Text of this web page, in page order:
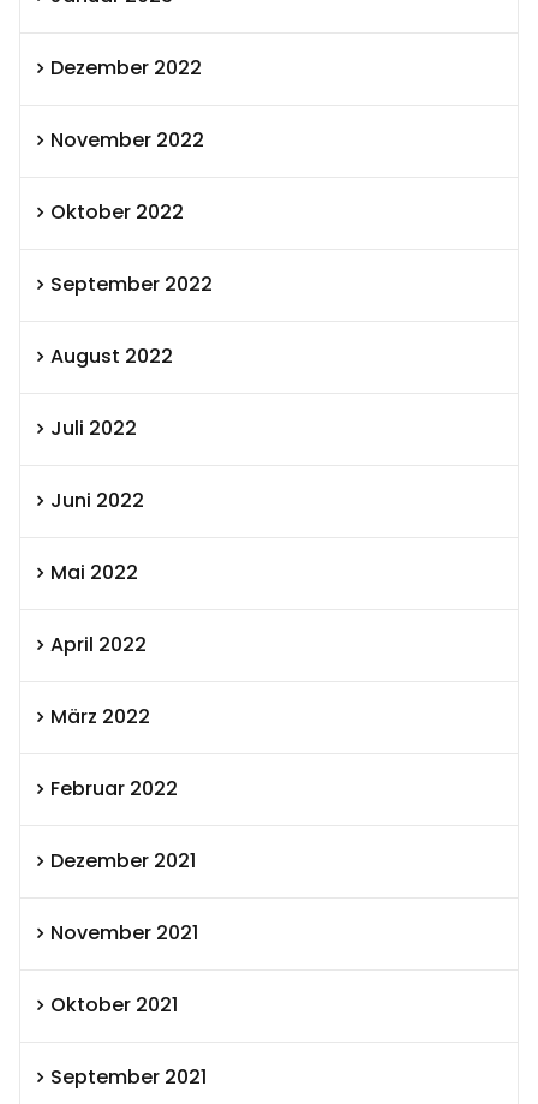
Dezember 2022
November 2022
Oktober 2022
September 2022
August 2022
Juli 2022
Juni 2022
Mai 2022
April 2022
März 2022
Februar 2022
Dezember 2021
November 2021
Oktober 2021
September 2021